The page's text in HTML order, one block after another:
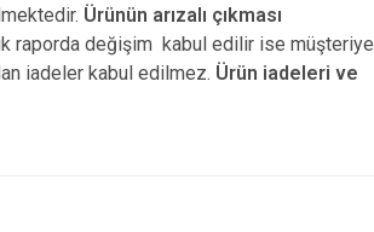
Ürünün arızalı çıkması
raporda değişim kabul edilir ise müşteriye
iadeler kabul edilmez. Ürün iadeleri ve